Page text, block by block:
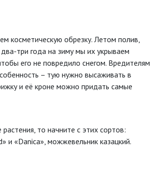
косметическую обрезку. Летом полив,
три года на зиму мы их укрываем
его не повредило снегом. Вредителям
– тую нужно высаживать в
и её кроне можно придать самые
то начните с этих сортов:
и «Danica», можжевельник казацкий.